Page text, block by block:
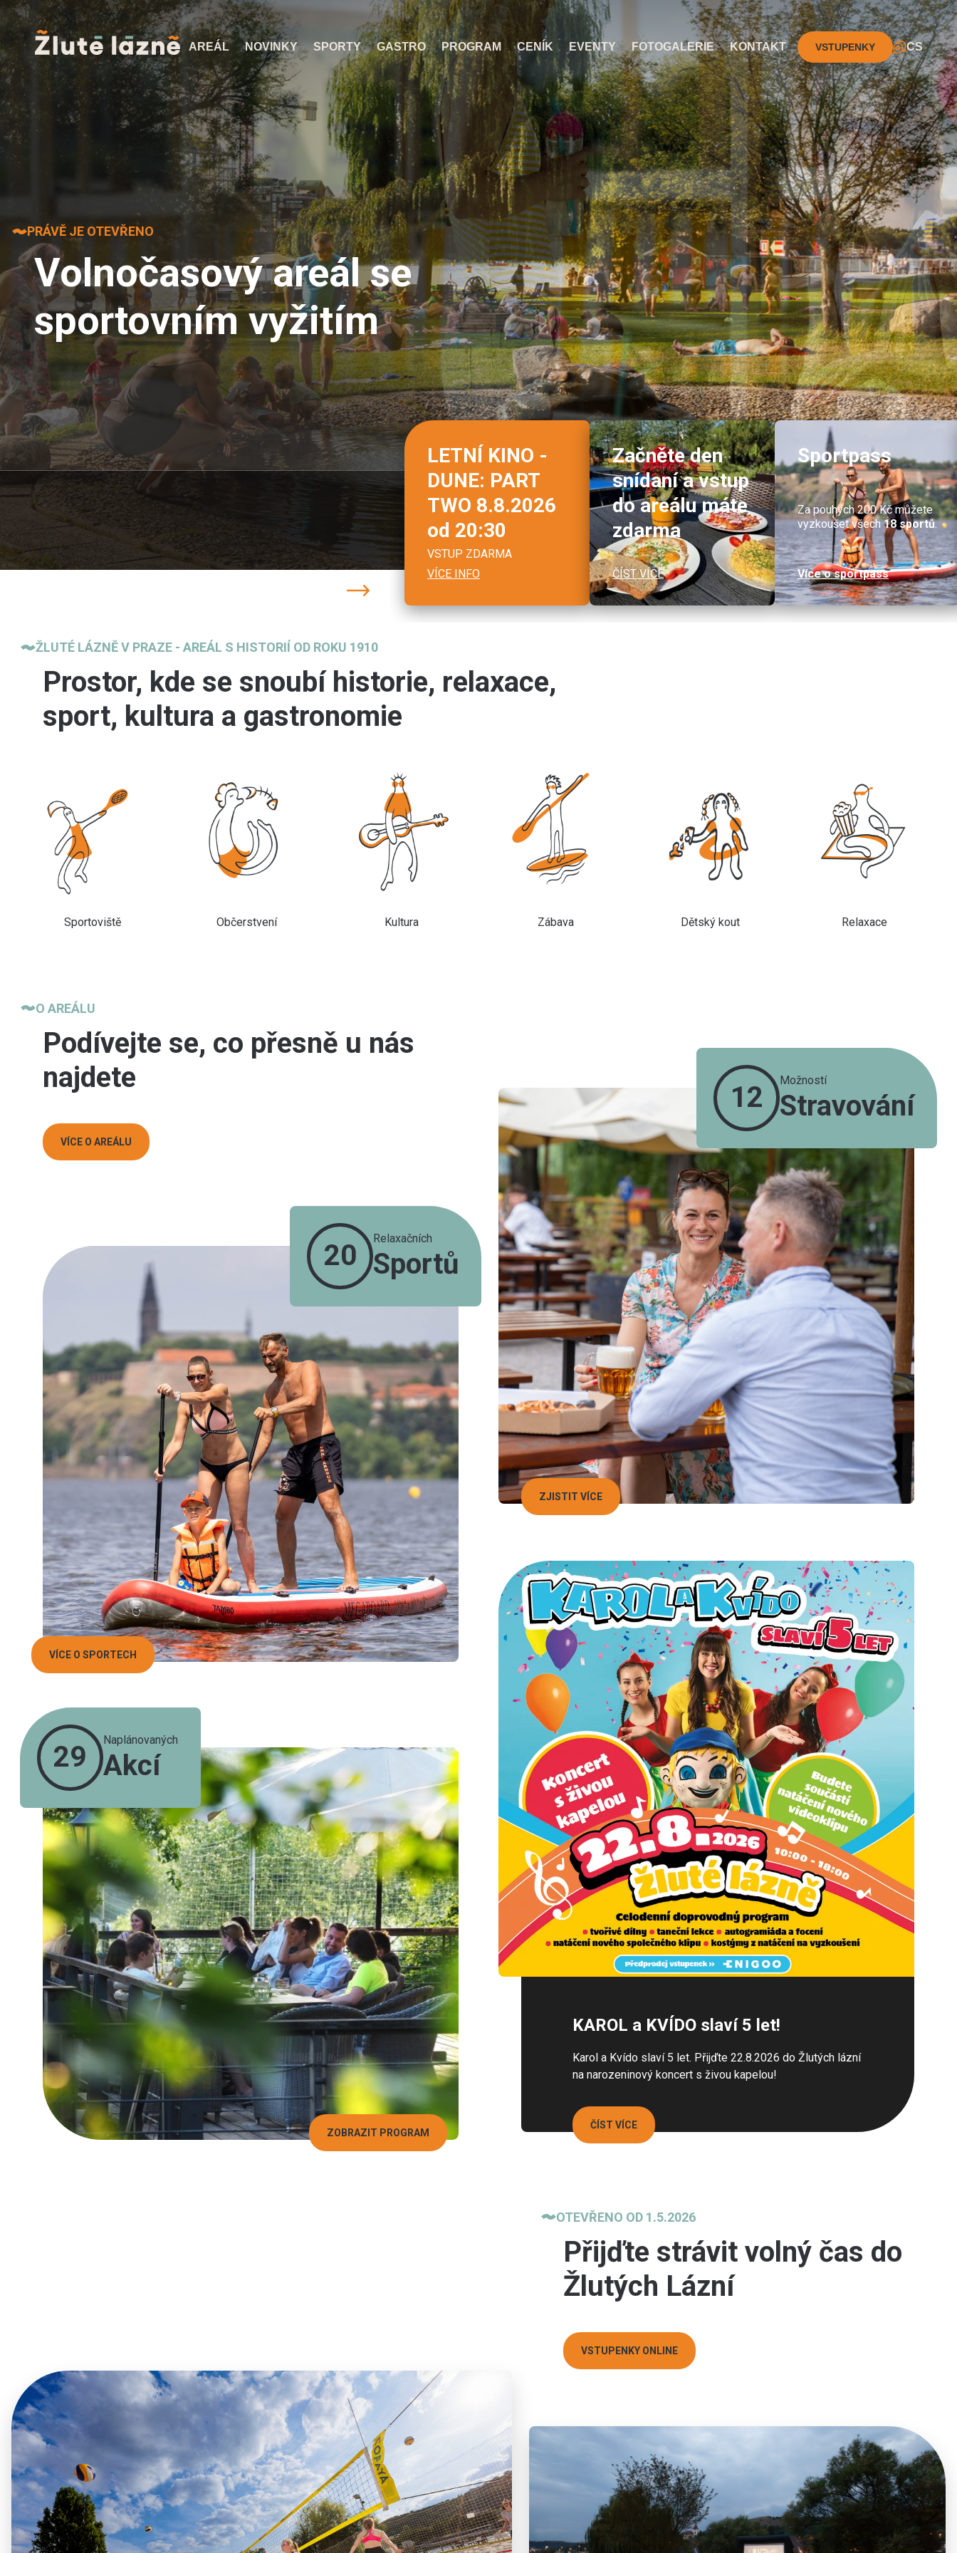
AREÁL NOVINKY SPORTY GASTRO PROGRAM CENÍK EVENTY FOTOGALERIE KONTAKT VSTUPENKY CS
PRÁVĚ JE OTEVŘENO
Volnočasový areál se
sportovním vyžitím
LETNÍ KINO -
DUNE: PART
TWO 8.8.2026
od 20:30
VSTUP ZDARMA
VÍCE INFO
Začněte den
snídaní a vstup
do areálu máte
zdarma
ČÍST VÍCE
Sportpass
Za pouhých 200 Kč můžete
vyzkoušet všech18 sportů.
Více o sportpass
ŽLUTÉ LÁZNĚ V PRAZE - AREÁL S HISTORIÍ OD ROKU 1910
Prostor, kde se snoubí historie, relaxace,
sport, kultura a gastronomie
Sportoviště Občerstvení Kultura Zábava Dětský kout Relaxace
O AREÁLU
Podívejte se, co přesně u nás
najdete
VÍCE O AREÁLU
20
Relaxačních
Sportů
VÍCE O SPORTECH
29
Naplánovaných
Akcí
ZOBRAZIT PROGRAM
12
Možností
Stravování
ZJISTIT VÍCE
KAROL a KVÍDO slaví 5 let!
Karol a Kvído slaví 5 let. Přijďte 22.8.2026 do Žlutých lázní
na narozeninový koncert s živou kapelou!
ČÍST VÍCE
OTEVŘENO OD 1.5.2026
Přijďte strávit volný čas do
Žlutých Lázní
VSTUPENKY ONLINE